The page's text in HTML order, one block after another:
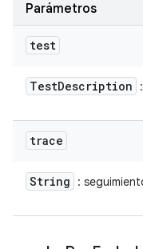
Parámetros
test
TestDescription
trace
String :